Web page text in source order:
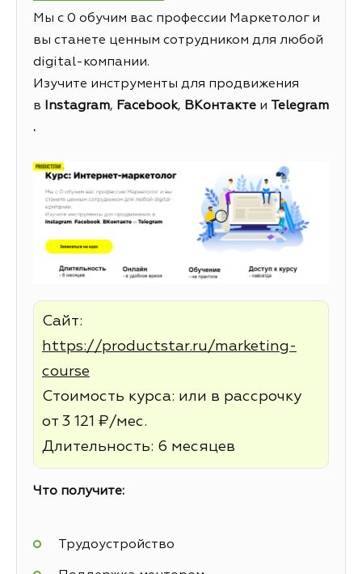
Мы с 0 обучим вас профессии Маркетолог и
вы станете ценным сотрудником для любой
digital-компании.
Изучите инструменты для продвижения
в
Instagram, Facebook, ВКонтакте и
Telegram
.
Сайт:
https://productstar.ru/marketing-
course
Стоимость курса: или в рассрочку
от 3 121 ₽/мес.
Длительность: 6 месяцев
Что получите:
Трудоустройство